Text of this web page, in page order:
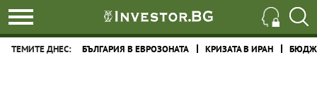
ТЕМИТЕ ДНЕС: БЪЛГАРИЯ В ЕВРОЗОНАТА КРИЗАТА В ИРАН